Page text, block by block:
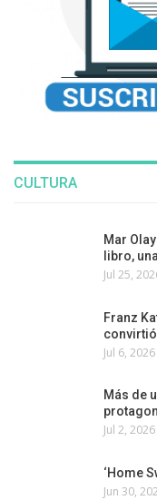
CULTURA
Mar
libro,
Jul 25,
Franz
Jul 6, 2026
Más de
Jul 2, 2026
‘Home
Jun 30,